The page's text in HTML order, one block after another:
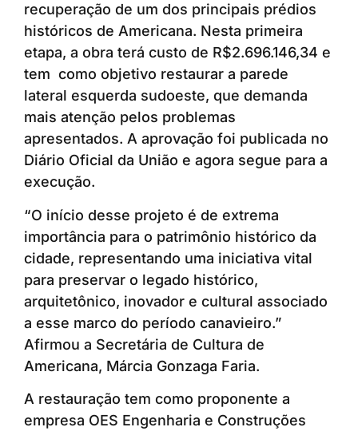
recuperação de um dos principais prédios
históricos de Americana. Nesta primeira
etapa, a obra terá custo de R$2.696.146,34 e
tem como objetivo restaurar a parede
lateral esquerda sudoeste, que demanda
mais atenção pelos problemas
apresentados. A aprovação foi publicada no
Diário Oficial da União e agora segue para a
execução.
“O início desse projeto é de extrema
importância para o patrimônio histórico da
cidade, representando uma iniciativa vital
para preservar o legado histórico,
arquitetônico, inovador e cultural associado
a esse marco do período canavieiro.”
Afirmou a Secretária de Cultura de
Americana, Márcia Gonzaga Faria.
A restauração tem como proponente a
empresa OES Engenharia e Construções